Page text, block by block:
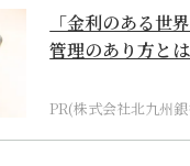
「金利のある世
管理のあり方とは
PR(株式会社北九州